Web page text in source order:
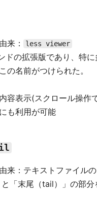
来：
less viewer
ドの拡張版であり、特
の名前がつけられた。
容表示(スクロール操作
も利用が可能
来：テキストファイル
と「末尾（tail）」の部